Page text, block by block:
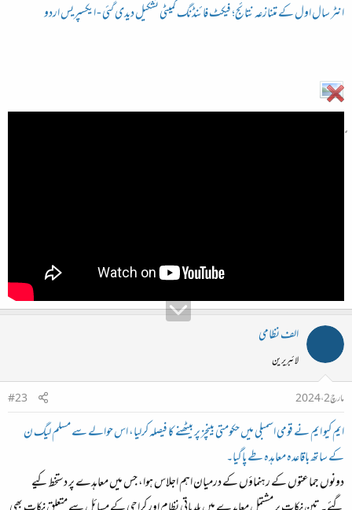
انٹر سال اول کے متنازعہ نتائج؛ فیکٹ فائنڈنگ کمیٹی تشکیل دیدی گئی - ایکسپریس اردو
الف نظامی
لائبریرین
مارچ 2، 2024
#23
ایم کیو ایم نے قومی اسمبلی میں حکومتی بینچز پر بیٹھنے کا فیصلہ کرلیا، اس حوالے سے مسلم لیگ ن
کے ساتھ باقاعدہ معاہدہ طے پاگیا۔
دونوں جماعتوں کے رہنماؤں کے درمیان اہم اجلاس ہوا، جس میں معاہدے پر دستخط کیے